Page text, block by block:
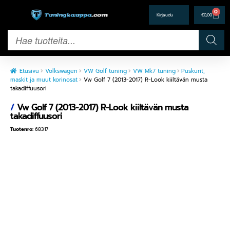
€0,00 0
Etusivu Volkswagen VW Golf tuning VW Mk7 tuning
Puskurit,
maskit ja muut korinosat
Vw Golf 7 (2013-2017) R-Look kiiltävän musta
takadiffuusori
/Vw Golf 7 (2013-2017) R-Look kiiltävän musta
takadiffuusori
Tuotenro: 68317